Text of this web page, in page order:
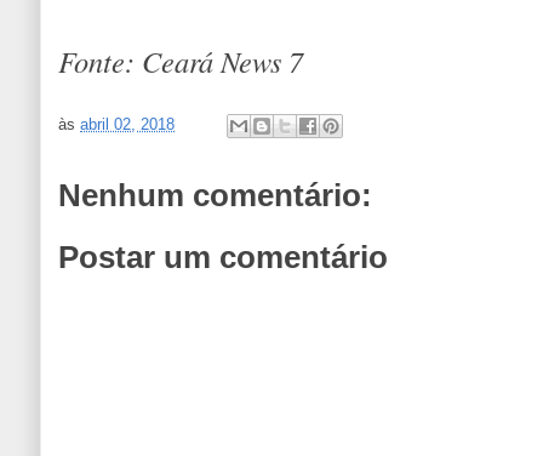
Fonte: Ceará News 7
àsabril 02, 2018
Nenhum comentário:
Postar um comentário